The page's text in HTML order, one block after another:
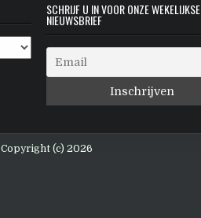
SCHRIJF U IN VOOR ONZE WEKELIJKSE
NIEUWSBRIEF
Copyright (c) 2026